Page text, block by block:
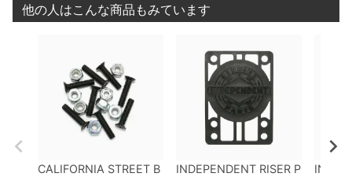
他の人はこんな商品もみています
CALIFORNIA STREET B
INDEPENDENT RISER P